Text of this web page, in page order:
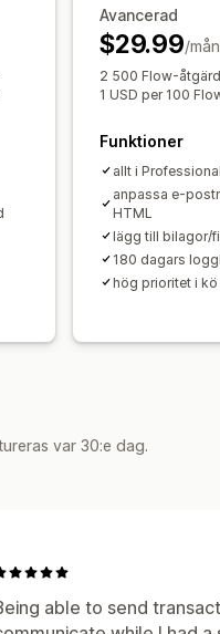
Avancerad
$29.99/
2 500 Flow-
1 USD per 100
Funktioner
allt i Professional
anpassa e-
HTML
lägg till bilagor/
180 dagars
hög prioritet i kö
var 30:e dag.
able to send